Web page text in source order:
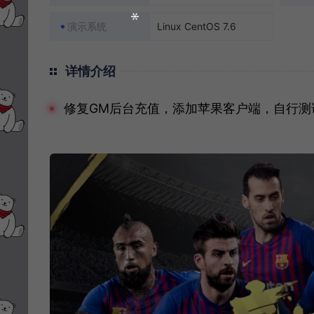
演示系统 Linux CentOS 7.6
详情介绍
修复GM后台充值，添加苹果客户端，自行